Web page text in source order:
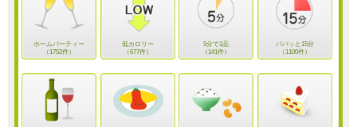
ホームパーティー
（1752件）
低カロリー
（677件）
5分で1品
（141件）
パパッと15分
（1100件）